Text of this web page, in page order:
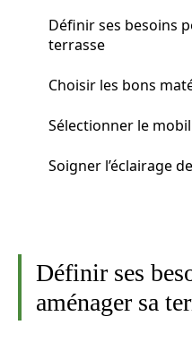
Définir ses besoins
terrasse
Choisir les bons
Sélectionner le
Soigner l’éclairage
Définir ses
aménager sa